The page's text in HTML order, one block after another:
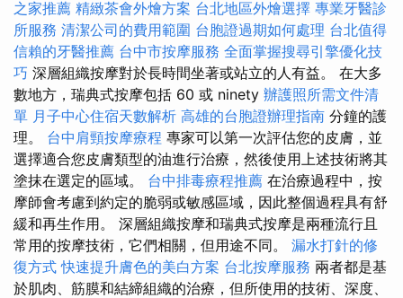
之家推薦 精緻茶會外燴方案 台北地區外燴選擇 專業牙醫診
所服務 清潔公司的費用範圍 台胞證過期如何處理 台北值得
信賴的牙醫推薦 台中市按摩服務 全面掌握搜尋引擎優化技
巧 深層組織按摩對於長時間坐著或站立的人有益。 在大多
數地方，瑞典式按摩包括 60 或 ninety 辦護照所需文件清
單 月子中心住宿天數解析 高雄的台胞證辦理指南 分鐘的護
理。 台中肩頸按摩療程 專家可以第一次評估您的皮膚，並
選擇適合您皮膚類型的油進行治療，然後使用上述技術將其
塗抹在選定的區域。 台中排毒療程推薦 在治療過程中，按
摩師會考慮到約定的脆弱或敏感區域，因此整個過程具有舒
緩和再生作用。 深層組織按摩和瑞典式按摩是兩種流行且
常用的按摩技術，它們相關，但用途不同。 漏水打針的修
復方式 快速提升膚色的美白方案 台北按摩服務 兩者都是基
於肌肉、筋膜和結締組織的治療，但所使用的技術、深度、